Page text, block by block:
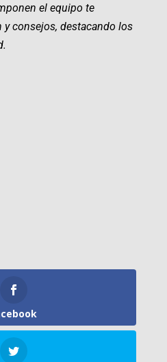
el equipo te
consejos, destacando los